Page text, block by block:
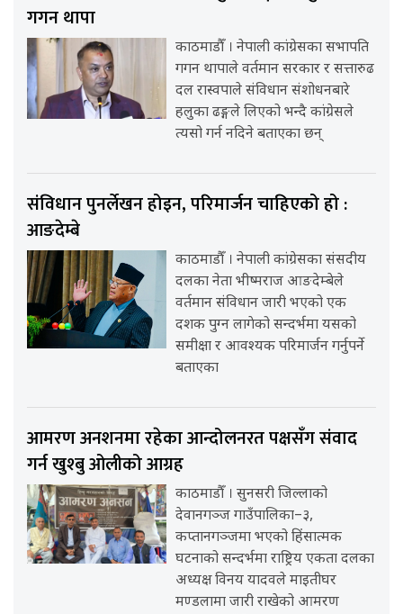
गगन थापा
काठमाडौँ । नेपाली कांग्रेसका सभापति
गगन थापाले वर्तमान सरकार र सत्तारुढ
दल रास्वपाले संविधान संशोधनबारे
हलुका ढङ्गले लिएको भन्दै कांग्रेसले
त्यसो गर्न नदिने बताएका छन्
संविधान पुनर्लेखन होइन, परिमार्जन चाहिएको हो :
आङदेम्बे
काठमाडौँ । नेपाली कांग्रेसका संसदीय
दलका नेता भीष्मराज आङदेम्बेले
वर्तमान संविधान जारी भएको एक
दशक पुग्न लागेको सन्दर्भमा यसको
समीक्षा र आवश्यक परिमार्जन गर्नुपर्ने
बताएका
आमरण अनशनमा रहेका आन्दोलनरत पक्षसँग संवाद
गर्न खुश्बु ओलीको आग्रह
काठमाडौँ । सुनसरी जिल्लाको
देवानगञ्ज गाउँपालिका–३,
कप्तानगञ्जमा भएको हिंसात्मक
घटनाको सन्दर्भमा राष्ट्रिय एकता दलका
अध्यक्ष विनय यादवले माइतीघर
मण्डलामा जारी राखेको आमरण